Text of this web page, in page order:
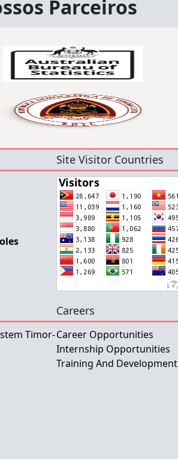
Parceiros
Site Visitor Countries
Timor-
Careers
Career Opportunities
Internship Opportunities
Training And Development